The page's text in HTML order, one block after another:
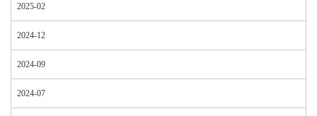
2025-02
2024-12
2024-09
2024-07